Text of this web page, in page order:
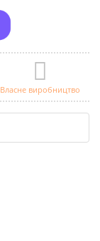
Власне виробництво